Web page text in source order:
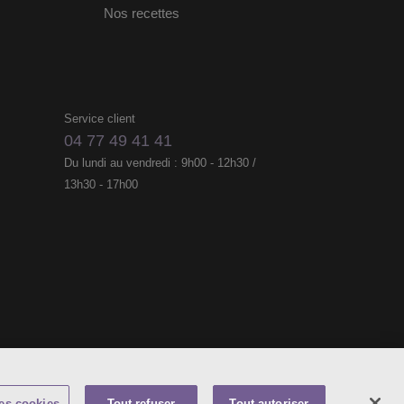
Nos recettes
Service client
04 77 49 41 41
Du lundi au vendredi : 9h00 - 12h30 /
13h30 - 17h00